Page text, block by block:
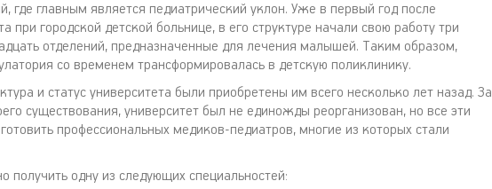
где главным является педиатрический уклон. Уже в первый год после
при городской детской больнице, в его структуре начали свою работу три
отделений, предназначенные для лечения малышей. Таким образом,
со временем трансформировалась в детскую поликлинику.
и статус университета были приобретены им всего несколько лет назад. За
существования, университет был не единожды реорганизован, но все эти
профессиональных медиков-педиатров, многие из которых стали
получить одну из следующих специальностей: